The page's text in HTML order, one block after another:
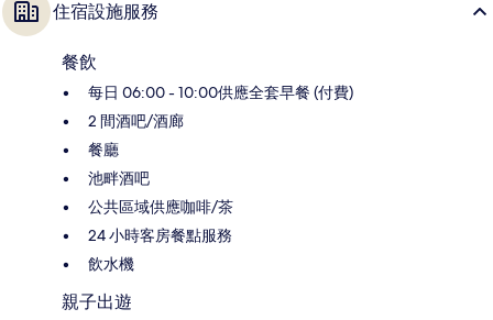
住宿設施服務
餐飲
每日 06:00 - 10:00供應全套早餐 (付費)
2 間酒吧/酒廊
餐廳
池畔酒吧
公共區域供應咖啡/茶
24 小時客房餐點服務
飲水機
親子出遊